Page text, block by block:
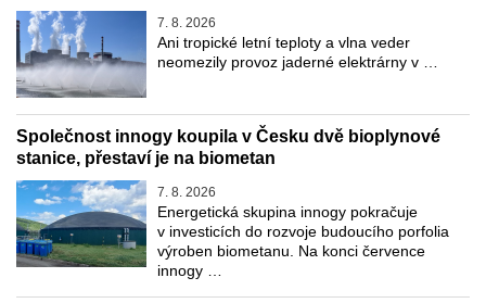
7. 8. 2026
Ani tropické letní teploty a vlna veder
neomezily provoz jaderné elektrárny v …
Společnost innogy koupila v Česku dvě bioplynové
stanice, přestaví je na biometan
7. 8. 2026
Energetická skupina innogy pokračuje
v investicích do rozvoje budoucího porfolia
výroben biometanu. Na konci července
innogy …